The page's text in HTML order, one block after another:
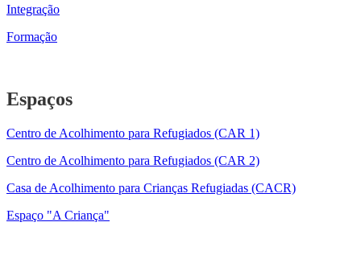
Integração
Formação
Espaços
Centro de Acolhimento para Refugiados (CAR 1)
Centro de Acolhimento para Refugiados (CAR 2)
Casa de Acolhimento para Crianças Refugiadas (CACR)
Espaço "A Criança"